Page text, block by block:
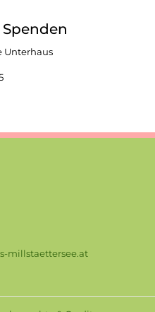
Unterhaus
millstaettersee.at